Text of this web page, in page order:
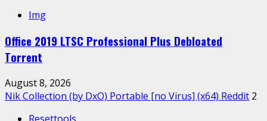
Img
Office 2019 LTSC Professional Plus Debloated
Tоrrеnt
August 8, 2026
Nik Collection (by DxO) Portable [no Virus] (x64) Reddit 2